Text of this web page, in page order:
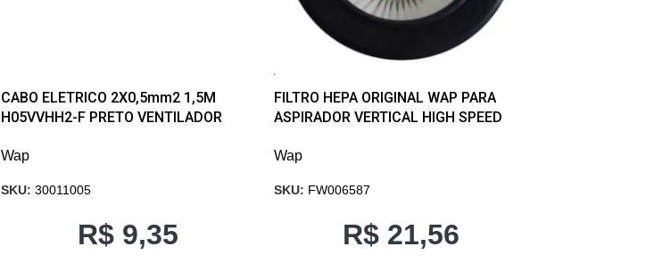
CABO ELETRICO 2X0,5mm2 1,5M
H05VVHH2-F PRETO VENTILADOR
Wap
SKU: 30011005
R$ 9,35
FILTRO HEPA ORIGINAL WAP PARA
ASPIRADOR VERTICAL HIGH SPEED
Wap
SKU: FW006587
R$21,56